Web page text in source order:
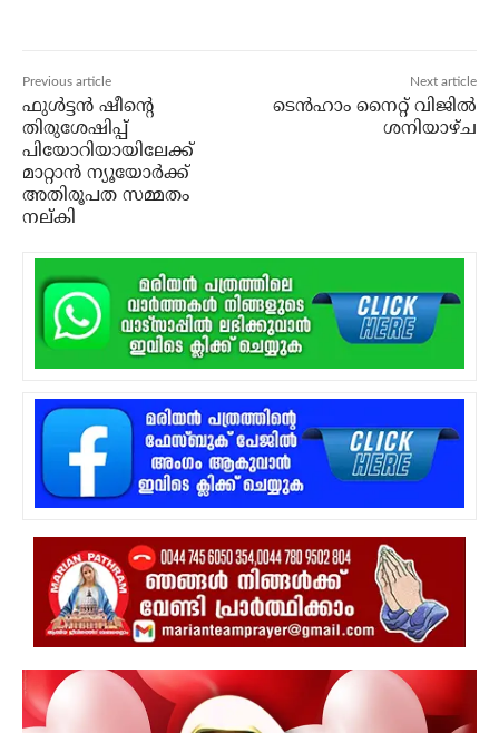
Previous article
ഫുള്‍ട്ടന്‍ ഷീന്റെ
തിരുശേഷിപ്പ്
പിയോറിയായിലേക്ക്
മാറ്റാന്‍ ന്യൂയോര്‍ക്ക്
അതിരൂപത സമ്മതം
നല്കി
Next article
ടെൻഹാം നൈറ്റ് വിജിൽ
ശനിയാഴ്ച